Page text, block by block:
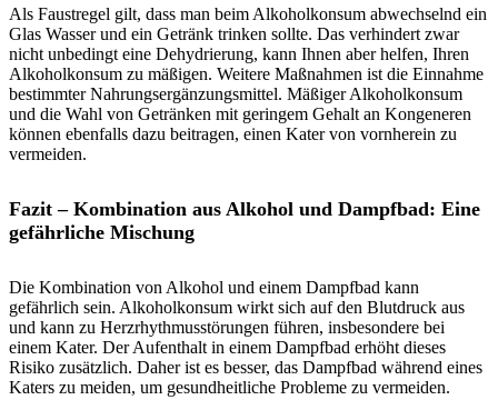
Als Faustregel gilt, dass man beim Alkoholkonsum abwechselnd ein
Glas Wasser und ein Getränk trinken sollte. Das verhindert zwar
nicht unbedingt eine Dehydrierung, kann Ihnen aber helfen, Ihren
Alkoholkonsum zu mäßigen. Weitere Maßnahmen ist die Einnahme
bestimmter Nahrungsergänzungsmittel. Mäßiger Alkoholkonsum
und die Wahl von Getränken mit geringem Gehalt an Kongeneren
können ebenfalls dazu beitragen, einen Kater von vornherein zu
vermeiden.
Fazit – Kombination aus Alkohol und Dampfbad: Eine
gefährliche Mischung
Die Kombination von Alkohol und einem Dampfbad kann
gefährlich sein. Alkoholkonsum wirkt sich auf den Blutdruck aus
und kann zu Herzrhythmusstörungen führen, insbesondere bei
einem Kater. Der Aufenthalt in einem Dampfbad erhöht dieses
Risiko zusätzlich. Daher ist es besser, das Dampfbad während eines
Katers zu meiden, um gesundheitliche Probleme zu vermeiden.